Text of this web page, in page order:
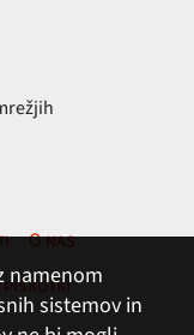
O nas
piškotki
namenom
sistemov in